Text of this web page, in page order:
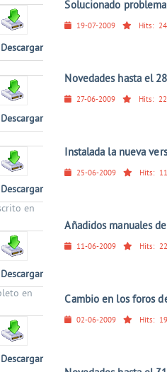
Descargar
Descargar
Descargar
en
Descargar
en
Descargar
Solucionado
19-07-2009 Hits:
Novedades hasta el
27-06-2009 Hits:
Instalada la nueva
25-06-2009 Hits:
Añadidos manuales
11-06-2009 Hits:
Cambio en los foros
02-06-2009 Hits: